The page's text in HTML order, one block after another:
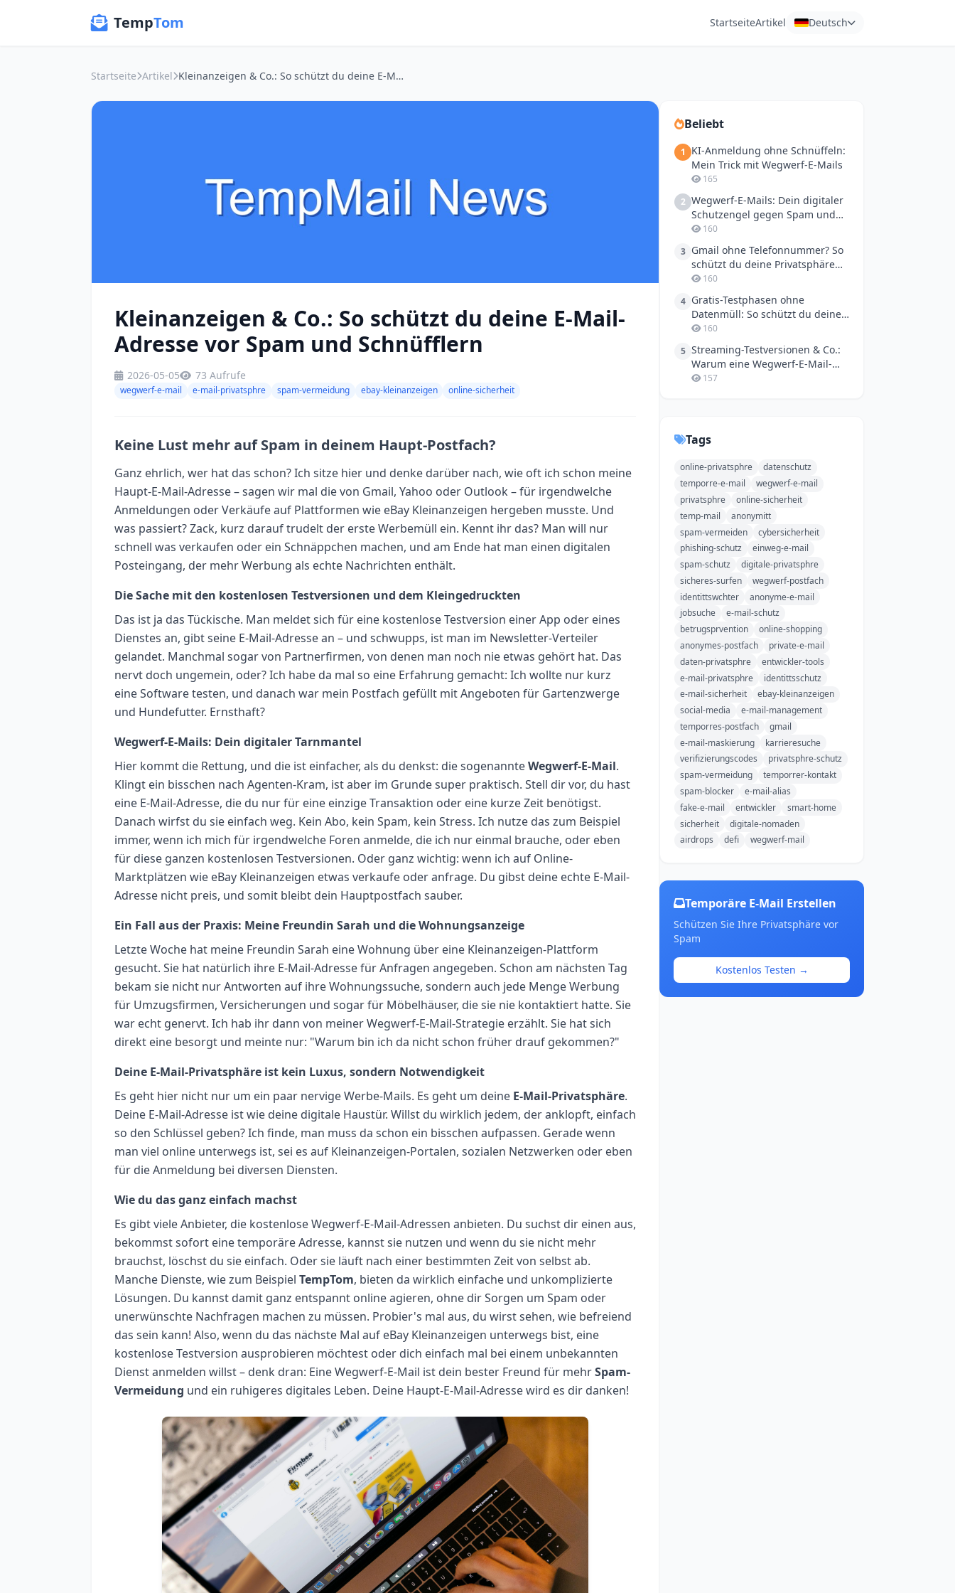
TempTom StartseiteArtikel Deutsch
Startseite Artikel Kleinanzeigen & Co.: So schützt du deine E-Mail-Adresse vor Spam und Schnüfflern
Kleinanzeigen & Co.: So schützt du deine E-Mail-
Adresse vor Spam und Schnüfflern
2026-05-05 73 Aufrufe
wegwerf-e-mail e-mail-privatsphre spam-vermeidung ebay-kleinanzeigen online-sicherheit
Keine Lust mehr auf Spam in deinem Haupt-Postfach?
Ganz ehrlich, wer hat das schon? Ich sitze hier und denke darüber nach, wie oft ich schon meine
Haupt-E-Mail-Adresse – sagen wir mal die von Gmail, Yahoo oder Outlook – für irgendwelche
Anmeldungen oder Verkäufe auf Plattformen wie eBay Kleinanzeigen hergeben musste. Und
was passiert? Zack, kurz darauf trudelt der erste Werbemüll ein. Kennt ihr das? Man will nur
schnell was verkaufen oder ein Schnäppchen machen, und am Ende hat man einen digitalen
Posteingang, der mehr Werbung als echte Nachrichten enthält.
Die Sache mit den kostenlosen Testversionen und dem Kleingedruckten
Das ist ja das Tückische. Man meldet sich für eine kostenlose Testversion einer App oder eines
Dienstes an, gibt seine E-Mail-Adresse an – und schwupps, ist man im Newsletter-Verteiler
gelandet. Manchmal sogar von Partnerfirmen, von denen man noch nie etwas gehört hat. Das
nervt doch ungemein, oder? Ich habe da mal so eine Erfahrung gemacht: Ich wollte nur kurz
eine Software testen, und danach war mein Postfach gefüllt mit Angeboten für Gartenzwerge
und Hundefutter. Ernsthaft?
Wegwerf-E-Mails: Dein digitaler Tarnmantel
Hier kommt die Rettung, und die ist einfacher, als du denkst: die sogenannteWegwerf-E-Mail.
Klingt ein bisschen nach Agenten-Kram, ist aber im Grunde super praktisch. Stell dir vor, du hast
eine E-Mail-Adresse, die du nur für eine einzige Transaktion oder eine kurze Zeit benötigst.
Danach wirfst du sie einfach weg. Kein Abo, kein Spam, kein Stress. Ich nutze das zum Beispiel
immer, wenn ich mich für irgendwelche Foren anmelde, die ich nur einmal brauche, oder eben
für diese ganzen kostenlosen Testversionen. Oder ganz wichtig: wenn ich auf Online-
Marktplätzen wie eBay Kleinanzeigen etwas verkaufe oder anfrage. Du gibst deine echte E-Mail-
Adresse nicht preis, und somit bleibt dein Hauptpostfach sauber.
Ein Fall aus der Praxis: Meine Freundin Sarah und die Wohnungsanzeige
Letzte Woche hat meine Freundin Sarah eine Wohnung über eine Kleinanzeigen-Plattform
gesucht. Sie hat natürlich ihre E-Mail-Adresse für Anfragen angegeben. Schon am nächsten Tag
bekam sie nicht nur Antworten auf ihre Wohnungssuche, sondern auch jede Menge Werbung
für Umzugsfirmen, Versicherungen und sogar für Möbelhäuser, die sie nie kontaktiert hatte. Sie
war echt genervt. Ich hab ihr dann von meiner Wegwerf-E-Mail-Strategie erzählt. Sie hat sich
direkt eine besorgt und meinte nur: "Warum bin ich da nicht schon früher drauf gekommen?"
Deine E-Mail-Privatsphäre ist kein Luxus, sondern Notwendigkeit
Es geht hier nicht nur um ein paar nervige Werbe-Mails. Es geht um deine E-Mail-Privatsphäre.
Deine E-Mail-Adresse ist wie deine digitale Haustür. Willst du wirklich jedem, der anklopft, einfach
so den Schlüssel geben? Ich finde, man muss da schon ein bisschen aufpassen. Gerade wenn
man viel online unterwegs ist, sei es auf Kleinanzeigen-Portalen, sozialen Netzwerken oder eben
für die Anmeldung bei diversen Diensten.
Wie du das ganz einfach machst
Es gibt viele Anbieter, die kostenlose Wegwerf-E-Mail-Adressen anbieten. Du suchst dir einen aus,
bekommst sofort eine temporäre Adresse, kannst sie nutzen und wenn du sie nicht mehr
brauchst, löschst du sie einfach. Oder sie läuft nach einer bestimmten Zeit von selbst ab.
Manche Dienste, wie zum Beispiel TempTom, bieten da wirklich einfache und unkomplizierte
Lösungen. Du kannst damit ganz entspannt online agieren, ohne dir Sorgen um Spam oder
unerwünschte Nachfragen machen zu müssen. Probier's mal aus, du wirst sehen, wie befreiend
das sein kann! Also, wenn du das nächste Mal auf eBay Kleinanzeigen unterwegs bist, eine
kostenlose Testversion ausprobieren möchtest oder dich einfach mal bei einem unbekannten
Dienst anmelden willst – denk dran: Eine Wegwerf-E-Mail ist dein bester Freund für mehrSpam-
Vermeidung und ein ruhigeres digitales Leben. Deine Haupt-E-Mail-Adresse wird es dir danken!
Beliebt
1
KI-Anmeldung ohne Schnüffeln:
Mein Trick mit Wegwerf-E-Mails
165
2 Wegwerf-E-Mails: Dein digitaler
Schutzengel gegen Spam und
neugierige Blicke
160
3 Gmail ohne Telefonnummer? So
schützt du deine Privatsphäre
vor Phishing & Co.
160
4 Gratis-Testphasen ohne
Datenmüll: So schützt du deine
Haupt-E-Mail vor dem Chaos
160
5 Streaming-Testversionen & Co.:
Warum eine Wegwerf-E-Mail-
Adresse mein bester Freund
157
Tags
online-privatsphre
datenschutz
temporre-e-mail
wegwerf-e-mail
privatsphre
online-sicherheit
temp-mail
anonymitt
spam-vermeiden
cybersicherheit
phishing-schutz
einweg-e-mail
spam-schutz
digitale-privatsphre
sicheres-surfen
wegwerf-postfach
identittswchter
anonyme-e-mail
jobsuche
e-mail-schutz
betrugsprvention
online-shopping
anonymes-postfach
private-e-mail
daten-privatsphre
entwickler-tools
e-mail-privatsphre
identittsschutz
e-mail-sicherheit
ebay-kleinanzeigen
social-media
e-mail-management
temporres-postfach
gmail
e-mail-maskierung
karrieresuche
verifizierungscodes
privatsphre-schutz
spam-vermeidung
temporrer-kontakt
spam-blocker
e-mail-alias
fake-e-mail
entwickler
smart-home
sicherheit
digitale-nomaden
airdrops
defi wegwerf-mail
Temporäre E-Mail Erstellen
Schützen Sie Ihre Privatsphäre vor
Spam
Kostenlos Testen →